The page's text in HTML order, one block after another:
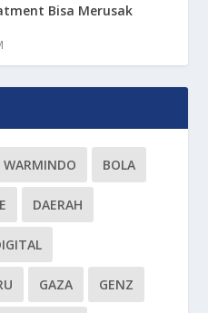
Bisa Merusak
WARMINDO BOLA
DAERAH
GAZA GENZ